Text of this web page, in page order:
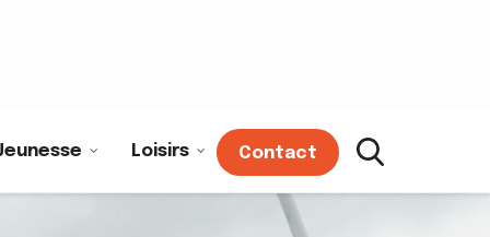
Loisirs Contact